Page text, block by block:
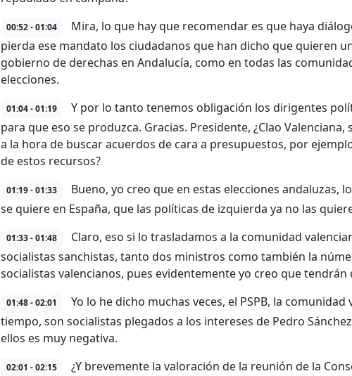
00:52 - 01:04
Mira, lo que hay que recomendar es que haya
pierda ese mandato los ciudadanos que han dicho que quieren
gobierno de derechas en Andalucía, como en todas las
elecciones.
01:04 - 01:19
Y por lo tanto tenemos obligación los dirigentes
para que eso se produzca. Gracias. Presidente, ¿Clao
a la hora de buscar acuerdos de cara a presupuestos, por
de estos recursos?
01:19 - 01:33
Bueno, yo creo que en estas elecciones andaluzas,
se quiere en España, que las políticas de izquierda ya no las
01:33 - 01:48
Claro, eso si lo trasladamos a la comunidad
socialistas sanchistas, tanto dos ministros como también la
socialistas valencianos, pues evidentemente yo creo que
01:48 - 02:01
Yo lo he dicho muchas veces, el PSPB, la
tiempo, son socialistas plegados a los intereses de Pedro
ellos es muy negativa.
02:01 - 02:15
¿Y brevemente la valoración de la reunión de la